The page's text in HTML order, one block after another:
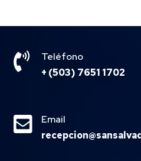

Teléfono
+ (503) 7651 1702

Email